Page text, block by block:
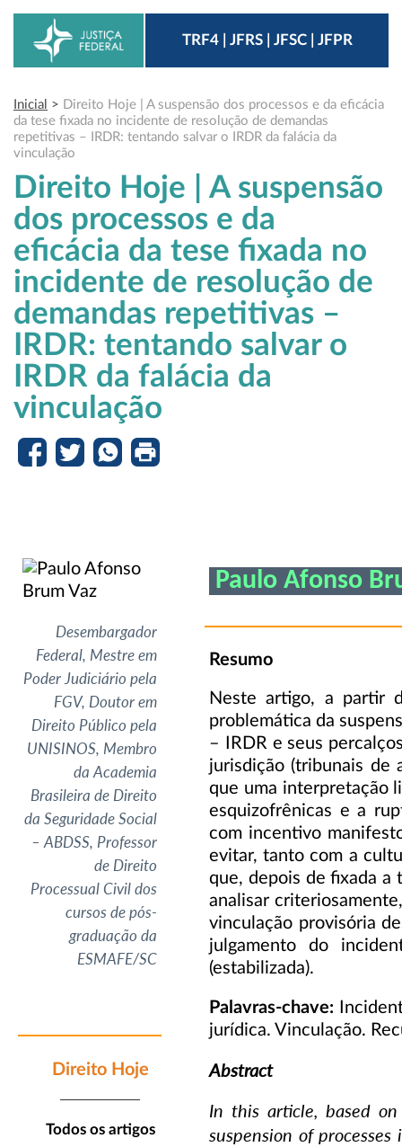
TRF4 | JFRS | JFSC | JFPR
Inicial > Direito Hoje | A suspensão dos processos e da eficácia
da tese fixada no incidente de resolução de demandas
repetitivas – IRDR: tentando salvar o IRDR da falácia da
vinculação
Direito Hoje | A suspensão
dos processos e da
eficácia da tese fixada no
incidente de resolução de
demandas repetitivas –
IRDR: tentando salvar o
IRDR da falácia da
vinculação
Desembargador
Federal, Mestre em
Poder Judiciário pela
FGV, Doutor em
Direito Público pela
UNISINOS, Membro
da Academia
Brasileira de Direito
da Seguridade Social
– ABDSS, Professor
de Direito
Processual Civil dos
cursos de pós-
graduação da
ESMAFE/SC
Direito Hoje
Todos os artigos
Paulo Afonso
Resumo
Neste artigo, a partir
problemática da
– IRDR e seus
jurisdição (tribunais de
que uma interpretação
esquizofrênicas e a
com incentivo
evitar, tanto com a
que, depois de fixada a
analisar
vinculação provisória
julgamento do
(estabilizada).
Palavras-chave:
jurídica. Vinculação.
Abstract
In this article, based
suspension of